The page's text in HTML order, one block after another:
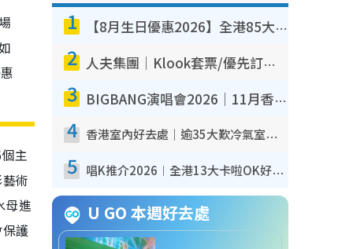
主
術
母進
護
1 【8月生日優惠2026】全港85大食買玩著數攻略 自助餐/火鍋放題同行免費＋誠品/DONKI送現金券
2 人夫集團｜Klook套票/優先訂票/公開發售搶飛攻略！附票價.購票連結.場地座位表
3 BIGBANG演唱會2026｜11月香港啟德開3場！實名制VIP申請、優先購票攻略
4 香港室內好去處｜逾35大歎冷氣室內好去處推介 室內活動免費避雨無懼落雨
5 唱K推介2026︱全港13大卡啦OK好去處！最平$36起 日文K都有！(附地址+收費詳情)
U GO 本週好去處